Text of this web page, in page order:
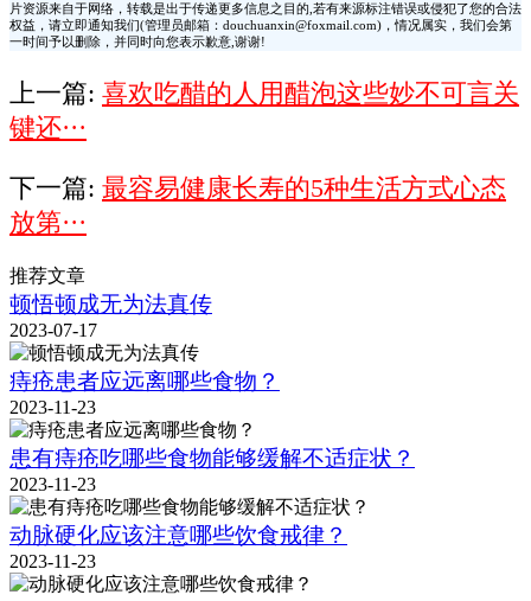
片资源来自于网络，转载是出于传递更多信息之目的,若有来源标注错误或侵犯了您的合法
权益，请立即通知我们(管理员邮箱：douchuanxin@foxmail.com)，情况属实，我们会第
一时间予以删除，并同时向您表示歉意,谢谢!
上一篇: 喜欢吃醋的人用醋泡这些妙不可言关
键还···
下一篇: 最容易健康长寿的5种生活方式心态
放第···
推荐文章
顿悟顿成无为法真传
2023-07-17
痔疮患者应远离哪些食物？
2023-11-23
患有痔疮吃哪些食物能够缓解不适症状？
2023-11-23
动脉硬化应该注意哪些饮食戒律？
2023-11-23